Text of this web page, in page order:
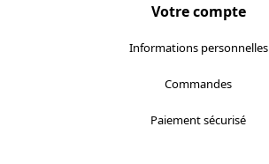
Votre compte
Informations personnelles
Commandes
Paiement sécurisé